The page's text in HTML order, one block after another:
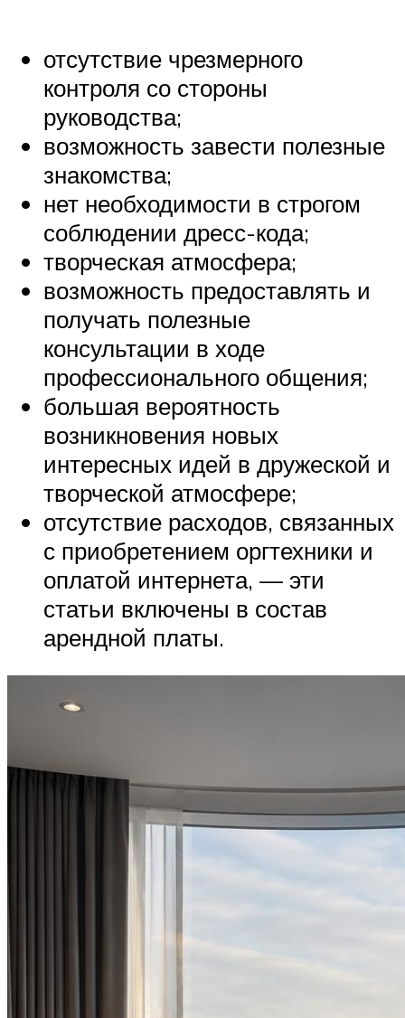
отсутствие чрезмерного
контроля со стороны
руководства;
возможность завести полезные
знакомства;
нет необходимости в строгом
соблюдении дресс-кода;
творческая атмосфера;
возможность предоставлять и
получать полезные
консультации в ходе
профессионального общения;
большая вероятность
возникновения новых
интересных идей в дружеской и
творческой атмосфере;
отсутствие расходов, связанных
с приобретением оргтехники и
оплатой интернета, — эти
статьи включены в состав
арендной платы.